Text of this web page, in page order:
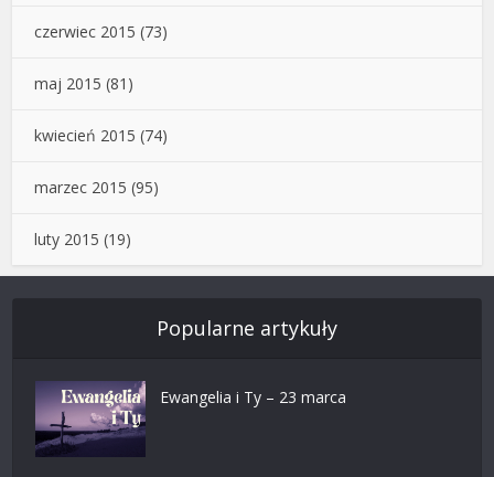
czerwiec 2015 (73)
maj 2015 (81)
kwiecień 2015 (74)
marzec 2015 (95)
luty 2015 (19)
Popularne artykuły
Ewangelia i Ty – 23 marca